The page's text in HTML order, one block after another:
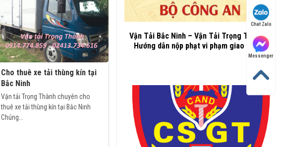
Cho thuê xe tải thùng kín tại
Bắc Ninh
Vận tải Trọng Thành chuyên cho
thuê xe tải thùng kín tại Bắc Ninh
Chúng...
Vận Tải Bắc Ninh – Vận Tải Trọng Thành –
Hướng dẫn nộp phạt vi phạm giao thông
Chat Zalo
Messenger